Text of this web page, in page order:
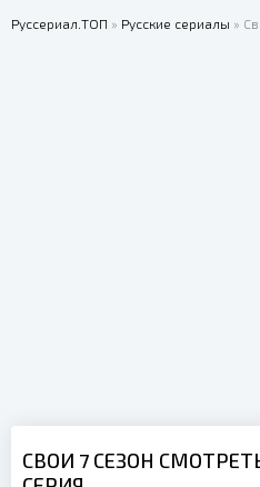
Руссериал.ТОП » Русские сериалы »
СВОИ 7 СЕЗОН